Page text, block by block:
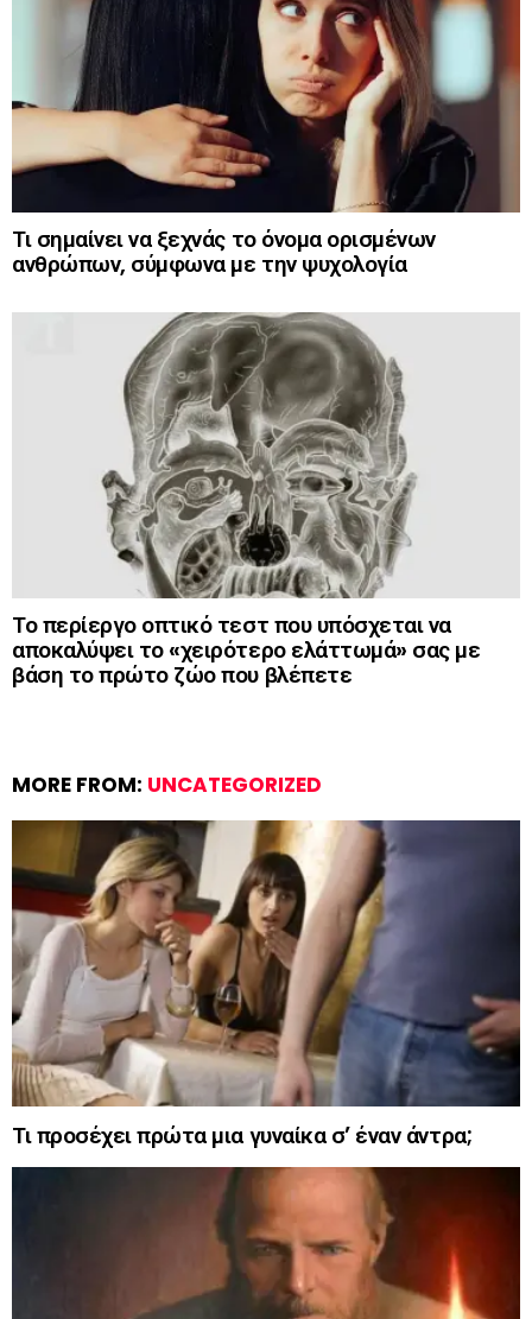
Τι σημαίνει να ξεχνάς το όνομα ορισμένων
ανθρώπων, σύμφωνα με την ψυχολογία
Το περίεργο οπτικό τεστ που υπόσχεται να
αποκαλύψει το «χειρότερο ελάττωμά» σας με
βάση το πρώτο ζώο που βλέπετε
MORE FROM: UNCATEGORIZED
Τι προσέχει πρώτα μια γυναίκα σ’ έναν άντρα;